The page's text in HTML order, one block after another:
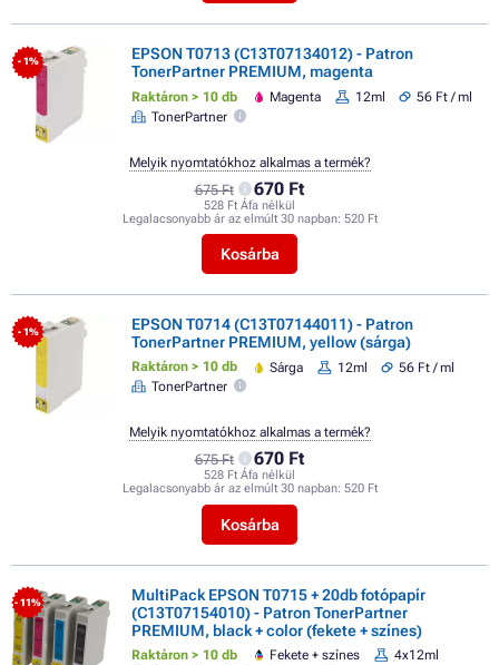
- 1%
EPSON T0713 (C13T07134012) - Patron
TonerPartner PREMIUM, magenta
Raktáron > 10 db Magenta 12ml
56 Ft / ml
TonerPartner
675 Ft 670 Ft
528 Ft Áfa nélkül
Legalacsonyabb ár az elmúlt 30 napban: 520 Ft
Kosárba
Melyik nyomtatókhoz alkalmas a termék?
- 1%
EPSON T0714 (C13T07144011) - Patron
TonerPartner PREMIUM, yellow (sárga)
Raktáron > 10 db Sárga 12ml
56 Ft / ml
TonerPartner
675 Ft 670 Ft
528 Ft Áfa nélkül
Legalacsonyabb ár az elmúlt 30 napban: 520 Ft
Kosárba
Melyik nyomtatókhoz alkalmas a termék?
- 11%
MultiPack EPSON T0715 + 20db fotópapír
(C13T07154010) - Patron TonerPartner
PREMIUM, black + color (fekete + színes)
Raktáron > 10 db Fekete + színes
4x12ml